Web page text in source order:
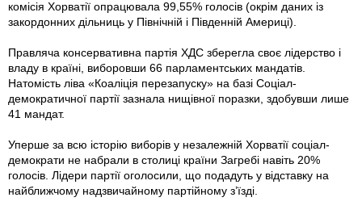
комісія Хорватії опрацювала 99,55% голосів (окрім даних iз
закордонних дільниць у Північній і Південній Америцi).
Правляча консервативна партія ХДС зберегла своє лідерство і
владу в країні, виборовши 66 парламентських мандатів.
Натомість ліва «Коаліція перезапуску» на базі Соціал-
демократичної партії зазнала нищівної поразки, здобувши лише
41 мандат.
Уперше за всю історію виборів у незалежній Хорватії соціал-
демократи не набрали в столиці країни Загребі навіть 20%
голосів. Лідери партії оголосили, що подадуть у відставку на
найближчому надзвичайному партійному з’їзді.